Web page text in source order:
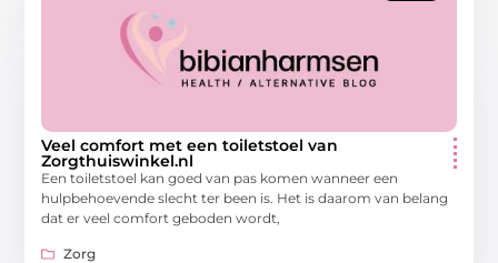
Veel comfort met een toiletstoel van
Zorgthuiswinkel.nl
Een toiletstoel kan goed van pas komen wanneer een
hulpbehoevende slecht ter been is. Het is daarom van belang
dat er veel comfort geboden wordt,
Zorg